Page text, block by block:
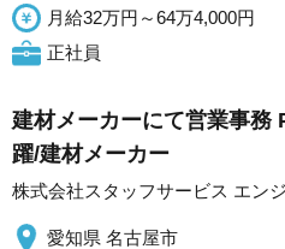
月給32万円～64万4,000円
正社員
建材メーカーにて営業事務
躍/建材メーカー
株式会社スタッフサービス エン
愛知県 名古屋市